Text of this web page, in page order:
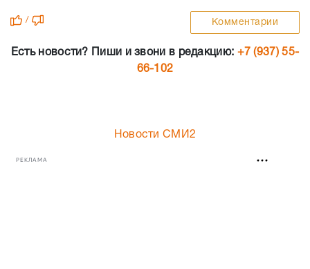
/ Комментарии
Есть новости? Пиши и звони в редакцию: +7 (937) 55-
66-102
Новости СМИ2
РЕКЛАМА